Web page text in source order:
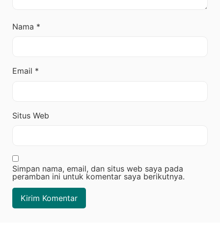
Nama *
Email *
Situs Web
Simpan nama, email, dan situs web saya pada
peramban ini untuk komentar saya berikutnya.